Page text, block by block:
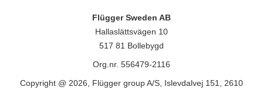
Flügger Sweden AB
Hallaslättsvägen 10
517 81 Bollebygd
Org.nr. 556479-2116
Copyright @ 2026, Flügger group A/S, Islevdalvej 151, 2610